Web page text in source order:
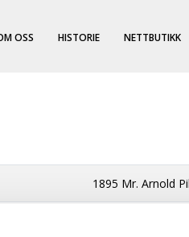
OSS HISTORIE NETTBUTIKK
1895 Mr. Arnold